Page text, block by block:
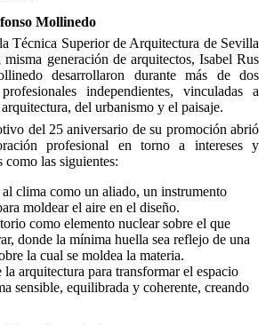
Mollinedo
Técnica Superior de Arquitectura de Sevilla
misma generación de arquitectos, Isabel Rus
desarrollaron durante más de dos
independientes, vinculadas a
del urbanismo y el paisaje.
del 25 aniversario de su promoción abrió
profesional en torno a intereses y
como las siguientes:
al clima como un aliado, un instrumento
moldear el aire en el diseño.
como elemento nuclear sobre el que
donde la mínima huella sea reflejo de una
la cual se moldea la materia.
la arquitectura para transformar el espacio
sensible, equilibrada y coherente, creando